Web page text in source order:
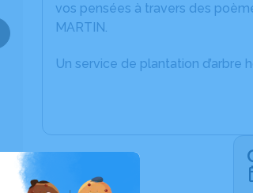
vos pensées à travers des
MARTIN.
Un service de plantation d’arbre